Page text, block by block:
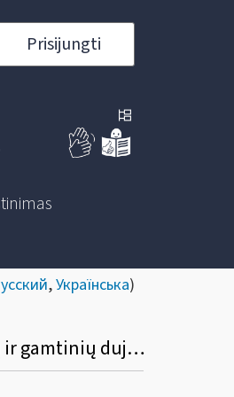
Prisijungti
,Українська)
Dėl VMI prie FM viršininko 2002 m. birželio 14 d. įsakymo Nr. 156 pakeitimo (nealkoholinių saldintų gėrimų ir gamtinių dujų tarifinių grupių kodai)